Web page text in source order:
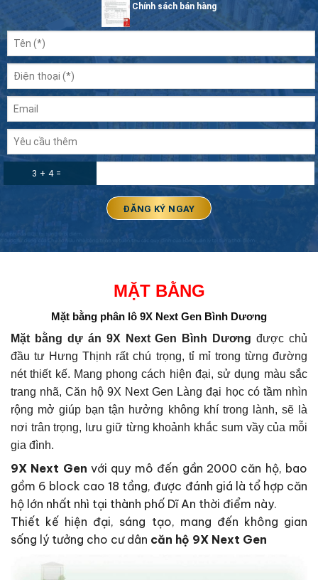
Chính sách bán hàng
3 + 4 =
MẶT BẰNG
Mặt bằng phân lô 9X Next Gen Bình Dương
Mặt bằng dự án 9X Next Gen Bình Dươngđược chủ
đầu tư Hưng Thịnh rất chú trọng, tỉ mỉ trong từng đường
nét thiết kế. Mang phong cách hiện đại, sử dụng màu sắc
trang nhã, Căn hộ 9X Next Gen Làng đại học có tầm nhìn
rộng mở giúp bạn tận hưởng không khí trong lành, sẽ là
nơi trân trọng, lưu giữ từng khoảnh khắc sum vầy của mỗi
gia đình.
9X Next Gen với quy mô đến gần 2000 căn hộ, bao
gồm 6 block cao 18 tầng, được đánh giá là tổ hợp căn
hộ lớn nhất nhì tại thành phố Dĩ An thời điểm này.
Thiết kế hiện đại, sáng tạo, mang đến không gian
sống lý tưởng cho cư dân căn hộ 9X Next Gen